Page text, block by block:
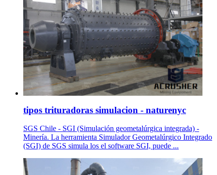
tipos trituradoras simulacion - naturenyc
SGS Chile - SGI (Simulación geometalúrgica integrada) -
Minería. La herramienta Simulador Geometalúrgico Integrado
(SGI) de SGS simula los el software SGI, puede ...